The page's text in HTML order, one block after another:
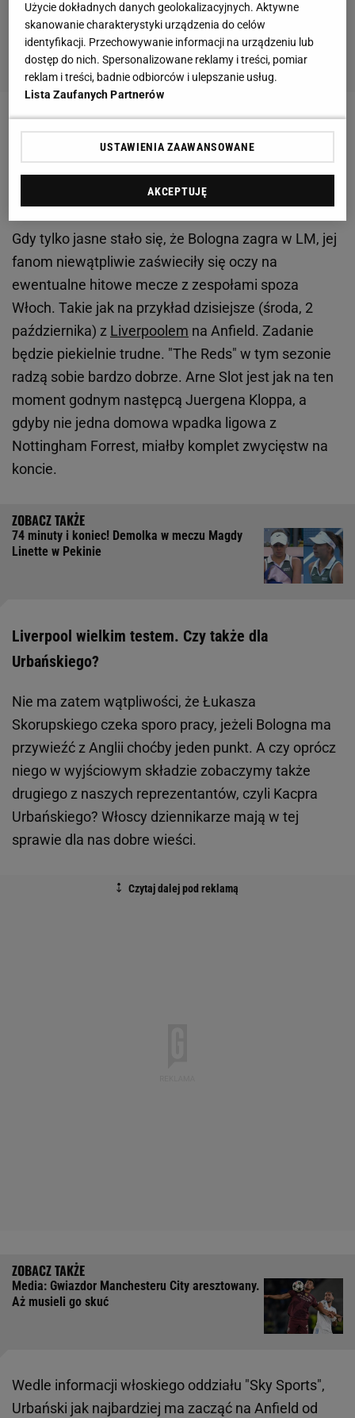
Zobacz wideoEkstraklasa rośnie w siłę! Ponad
miliard złotych przychodów
Bologna zasiadła przy stole elity
Gdy tylko jasne stało się, że Bologna zagra w LM, jej
fanom niewątpliwie zaświeciły się oczy na
ewentualne hitowe mecze z zespołami spoza
Włoch. Takie jak na przykład dzisiejsze (środa, 2
października) z Liverpoolem na Anfield. Zadanie
będzie piekielnie trudne. "The Reds" w tym sezonie
radzą sobie bardzo dobrze. Arne Slot jest jak na ten
moment godnym następcą Juergena Kloppa, a
gdyby nie jedna domowa wpadka ligowa z
Nottingham Forrest, miałby komplet zwycięstw na
koncie.
74 minuty i koniec! Demolka w meczu Magdy
Linette w Pekinie
Liverpool wielkim testem. Czy także dla
Urbańskiego?
Nie ma zatem wątpliwości, że Łukasza
Skorupskiego czeka sporo pracy, jeżeli Bologna ma
przywieźć z Anglii choćby jeden punkt. A czy oprócz
niego w wyjściowym składzie zobaczymy także
drugiego z naszych reprezentantów, czyli Kacpra
Urbańskiego? Włoscy dziennikarze mają w tej
sprawie dla nas dobre wieści.
Media: Gwiazdor Manchesteru City aresztowany.
Aż musieli go skuć
Wedle informacji włoskiego oddziału "Sky Sports",
Urbański jak najbardziej ma zacząć na Anfield od
Użycie dokładnych danych geolokalizacyjnych. Aktywne
skanowanie charakterystyki urządzenia do celów
identyfikacji. Przechowywanie informacji na urządzeniu lub
dostęp do nich. Spersonalizowane reklamy i treści, pomiar
reklam i treści, badnie odbiorców i ulepszanie usług.
Lista Zaufanych Partnerów
USTAWIENIA ZAAWANSOWANE
AKCEPTUJĘ